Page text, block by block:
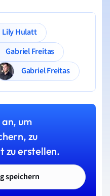
Lily Hulatt
Gabriel Freitas
Gabriel Freitas
um
zu
zu erstellen.
speichern